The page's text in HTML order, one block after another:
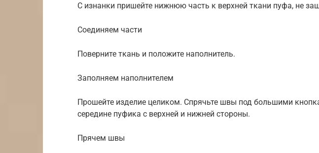
С изнанки пришейте нижнюю часть к верхней ткани пуфа, не
Соединяем части
Поверните ткань и положите наполнитель.
Заполняем наполнителем
Прошейте изделие целиком. Спрячьте швы под большими
середине пуфика с верхней и нижней стороны.
Прячем швы